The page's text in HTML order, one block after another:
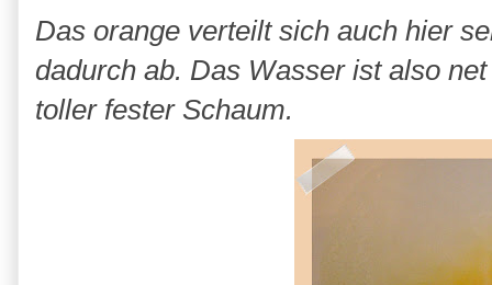
Das orange verteilt sich auch hier
dadurch ab. Das Wasser ist also
toller fester Schaum.